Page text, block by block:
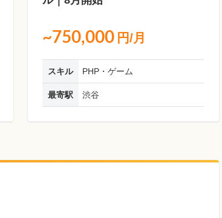
~750,000 円/月
スキル PHP・ゲーム
最寄駅 渋谷